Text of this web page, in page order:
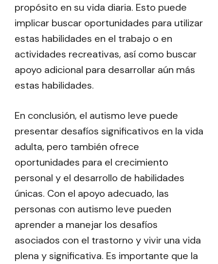
propósito en su vida diaria. Esto puede
implicar buscar oportunidades para utilizar
estas habilidades en el trabajo o en
actividades recreativas, así como buscar
apoyo adicional para desarrollar aún más
estas habilidades.
En conclusión, el autismo leve puede
presentar desafíos significativos en la vida
adulta, pero también ofrece
oportunidades para el crecimiento
personal y el desarrollo de habilidades
únicas. Con el apoyo adecuado, las
personas con autismo leve pueden
aprender a manejar los desafíos
asociados con el trastorno y vivir una vida
plena y significativa. Es importante que la